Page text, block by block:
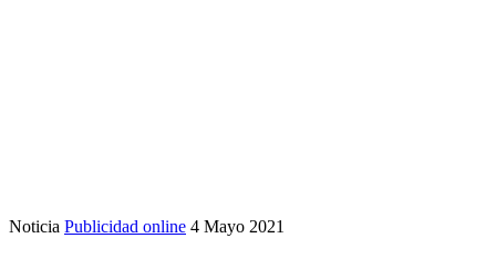
Noticia Publicidad online 4 Mayo 2021